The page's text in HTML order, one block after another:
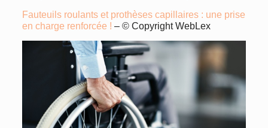
Fauteuils roulants et prothèses capillaires : une prise
en charge renforcée ! – © Copyright WebLex